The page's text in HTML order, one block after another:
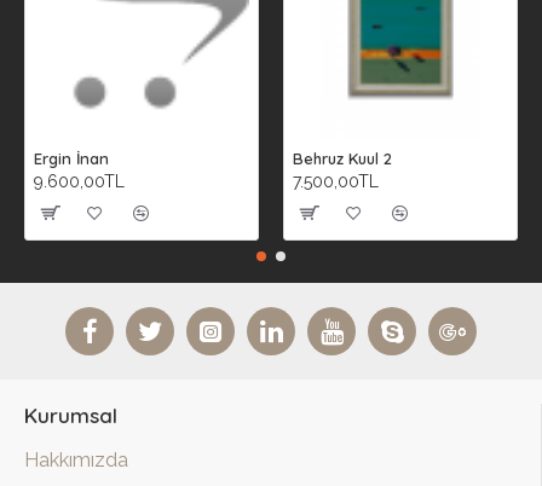
Ergin İnan
9.600,00TL
Behruz Kuul 2
7.500,00TL
Kurumsal
Hakkımızda